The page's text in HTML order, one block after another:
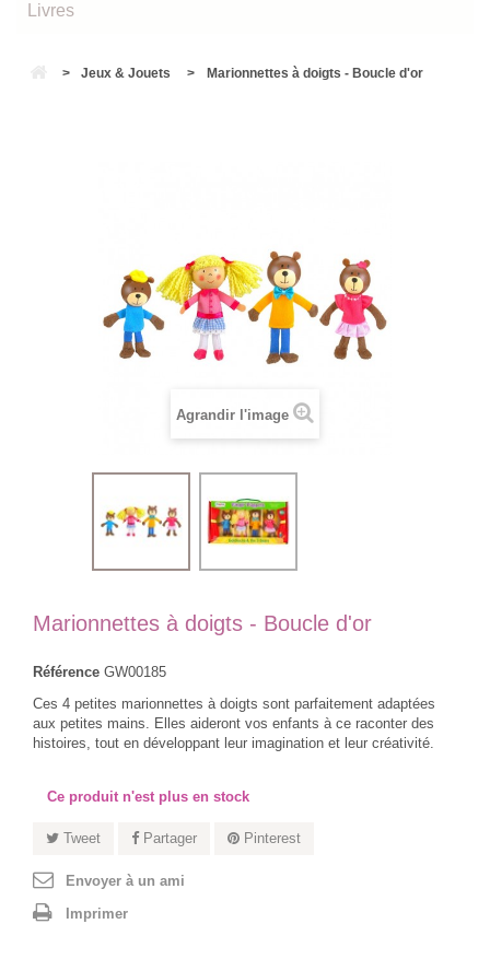
Livres
> Jeux & Jouets > Marionnettes à doigts - Boucle d'or
Agrandir l'image
Marionnettes à doigts - Boucle d'or
Référence GW00185
Ces 4 petites marionnettes à doigts sont parfaitement adaptées
aux petites mains. Elles aideront vos enfants à ce raconter des
histoires, tout en développant leur imagination et leur créativité.
Ce produit n'est plus en stock
Tweet Partager Pinterest
Envoyer à un ami
Imprimer